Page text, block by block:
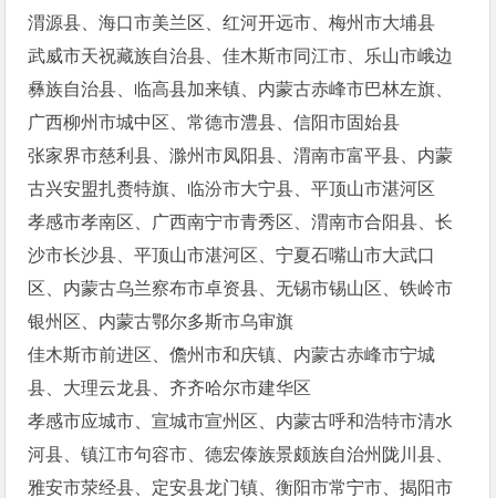
渭源县、海口市美兰区、红河开远市、梅州市大埔县
武威市天祝藏族自治县、佳木斯市同江市、乐山市峨边
彝族自治县、临高县加来镇、内蒙古赤峰市巴林左旗、
广西柳州市城中区、常德市澧县、信阳市固始县
张家界市慈利县、滁州市凤阳县、渭南市富平县、内蒙
古兴安盟扎赉特旗、临汾市大宁县、平顶山市湛河区
孝感市孝南区、广西南宁市青秀区、渭南市合阳县、长
沙市长沙县、平顶山市湛河区、宁夏石嘴山市大武口
区、内蒙古乌兰察布市卓资县、无锡市锡山区、铁岭市
银州区、内蒙古鄂尔多斯市乌审旗
佳木斯市前进区、儋州市和庆镇、内蒙古赤峰市宁城
县、大理云龙县、齐齐哈尔市建华区
孝感市应城市、宣城市宣州区、内蒙古呼和浩特市清水
河县、镇江市句容市、德宏傣族景颇族自治州陇川县、
雅安市荥经县、定安县龙门镇、衡阳市常宁市、揭阳市